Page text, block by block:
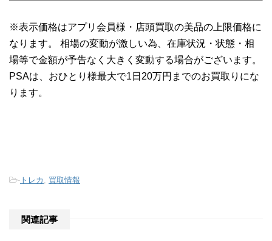
※表示価格はアプリ会員様・店頭買取の美品の上限価格に
なります。 相場の変動が激しい為、在庫状況・状態・相
場等で金額が予告なく大きく変動する場合がございます。
PSAは、おひとり様最大で1日20万円までのお買取りにな
ります。
- トレカ 買取情報
関連記事